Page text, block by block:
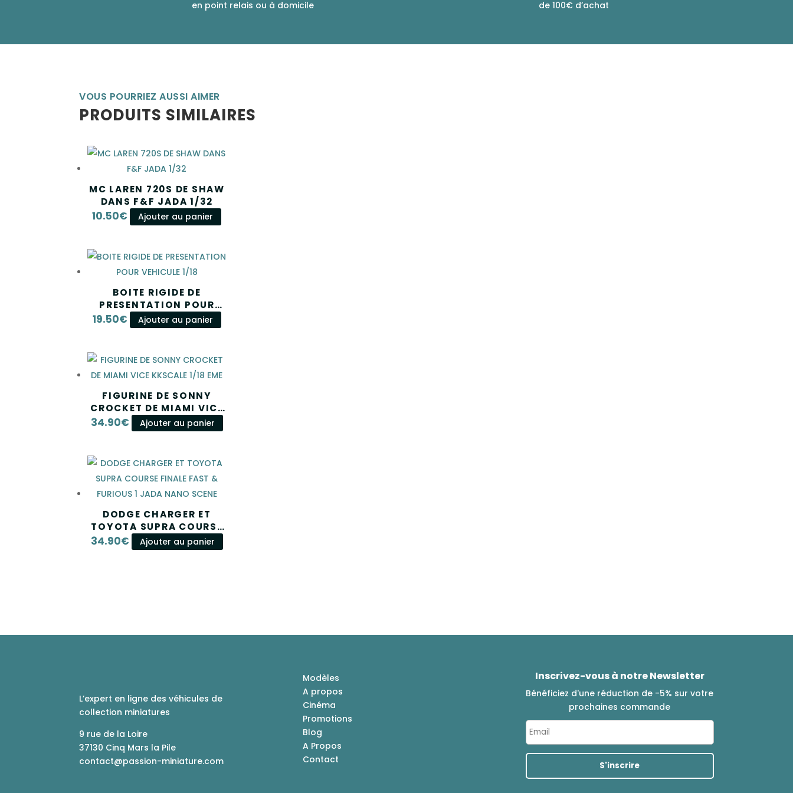
en point relais ou à domicile de 100€ d’achat
VOUS POURRIEZ AUSSI AIMER
PRODUITS SIMILAIRES
MC LAREN 720S DE SHAW
DANS F&F JADA 1/32
10.50€ Ajouter au panier
BOITE RIGIDE DE
PRESENTATION POUR
VEHICULE 1/18
19.50€ Ajouter au panier
FIGURINE DE SONNY
CROCKET DE MIAMI VICE
KKSCALE 1/18 EME
34.90€ Ajouter au panier
DODGE CHARGER ET
TOYOTA SUPRA COURSE
FINALE FAST & FURIOUS 1
JADA NANO SCENE
34.90€ Ajouter au panier
L’expert en ligne des véhicules de
collection miniatures
9 rue de la Loire
37130 Cinq Mars la Pile
contact@passion-miniature.com
Modèles
A propos
Cinéma
Promotions
Blog
A Propos
Contact
Inscrivez-vous à notre Newsletter
Bénéficiez d'une réduction de -5% sur votre
prochaines commande